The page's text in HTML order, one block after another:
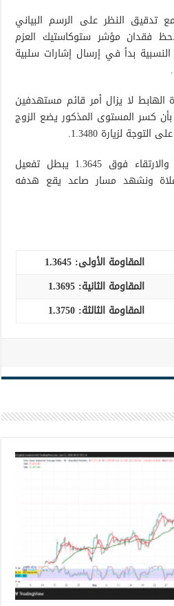
تدقيق النظر على الرسم البياني
دقيقة نلاحظ فقدان مؤشر ستوكاستيك العزم
بدأ في إرسال إشارات سلبية
الهابط لا يزال أمر قائم مستهدفين
جيداً بأن كسر المستوى المذكور يضع الزوج
لزيارة 1.3480.
من الأعلى التخطي صعوداً والارتقاء فوق 1.3645 يبطل تفعيل
أعلاة ونشهد مسار صاعد يقع هدفه
المقاومة الأولى: 1.3645
المقاومة الثانية: 1.3695
المقاومة الثالثة: 1.3750